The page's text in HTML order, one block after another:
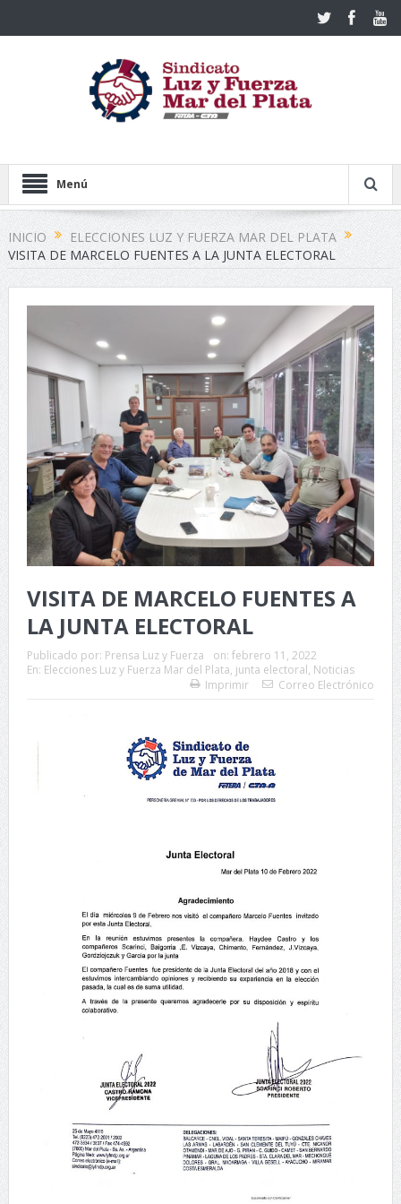
Menú
INICIO
ELECCIONES LUZ Y FUERZA MAR DEL PLATA
VISITA DE MARCELO FUENTES A LA JUNTA ELECTORAL
VISITA DE MARCELO FUENTES A
LA JUNTA ELECTORAL
Publicado por: Prensa Luz y Fuerza on: febrero 11, 2022
En: Elecciones Luz y Fuerza Mar del Plata, junta electoral, Noticias
Imprimir
Correo Electrónico